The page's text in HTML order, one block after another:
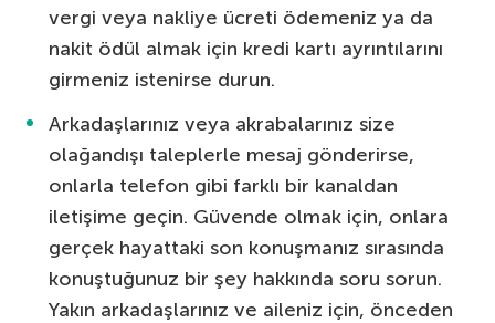
vergi veya nakliye ücreti ödemeniz ya da
nakit ödül almak için kredi kartı ayrıntılarını
girmeniz istenirse durun.
Arkadaşlarınız veya akrabalarınız size
olağandışı taleplerle mesaj gönderirse,
onlarla telefon gibi farklı bir kanaldan
iletişime geçin. Güvende olmak için, onlara
gerçek hayattaki son konuşmanız sırasında
konuştuğunuz bir şey hakkında soru sorun.
Yakın arkadaşlarınız ve aileniz için, önceden